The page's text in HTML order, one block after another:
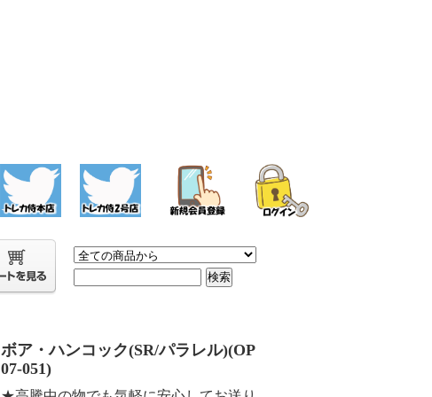
ボア・ハンコック(SR/パラレル)(OP
07-051)